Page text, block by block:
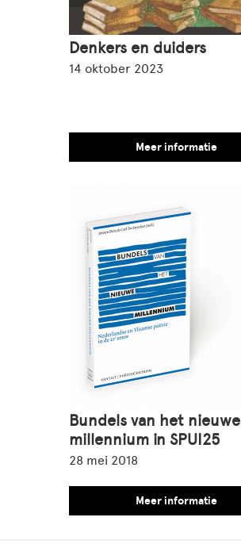
Denkers en duiders
14 oktober 2023
Meer informatie
Bundels van het nieuwe
millennium in SPUI25
28 mei 2018
Meer informatie